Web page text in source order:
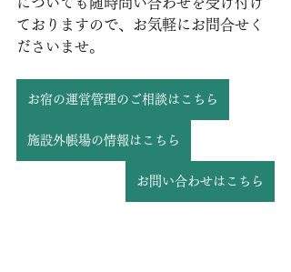
についても随時問い合わせを受け付け
ておりますので、お気軽にお問合せく
ださいませ。
お宿の運営管理のご相談はこちら
施設外帳場の情報はこちら
お問い合わせはこちら